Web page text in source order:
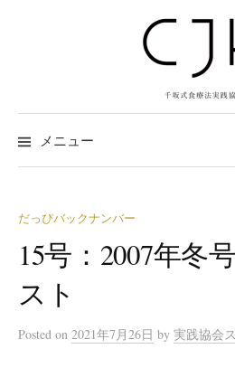
ツ
へ メニュー
だっぴバックナンバー
15号：2007年
スト
Posted on 2021年7月26日 by 実践協会